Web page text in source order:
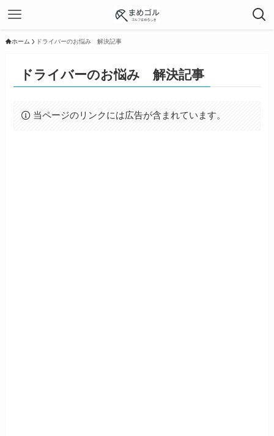
ホーム ドライバーのお悩み 解決記事
ドライバーのお悩み 解決記事
当ページのリンクには広告が含まれています。